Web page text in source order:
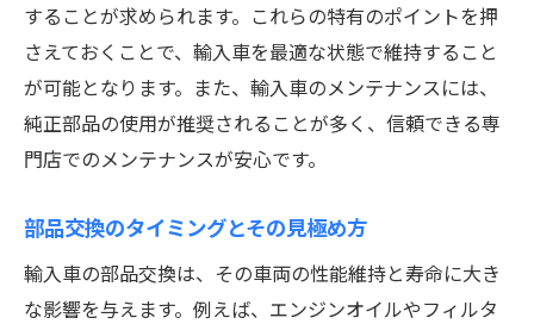
することが求められます。これらの特有のポイントを押
さえておくことで、輸入車を最適な状態で維持すること
が可能となります。また、輸入車のメンテナンスには、
純正部品の使用が推奨されることが多く、信頼できる専
門店でのメンテナンスが安心です。
部品交換のタイミングとその見極め方
輸入車の部品交換は、その車両の性能維持と寿命に大き
な影響を与えます。例えば、エンジンオイルやフィルタ